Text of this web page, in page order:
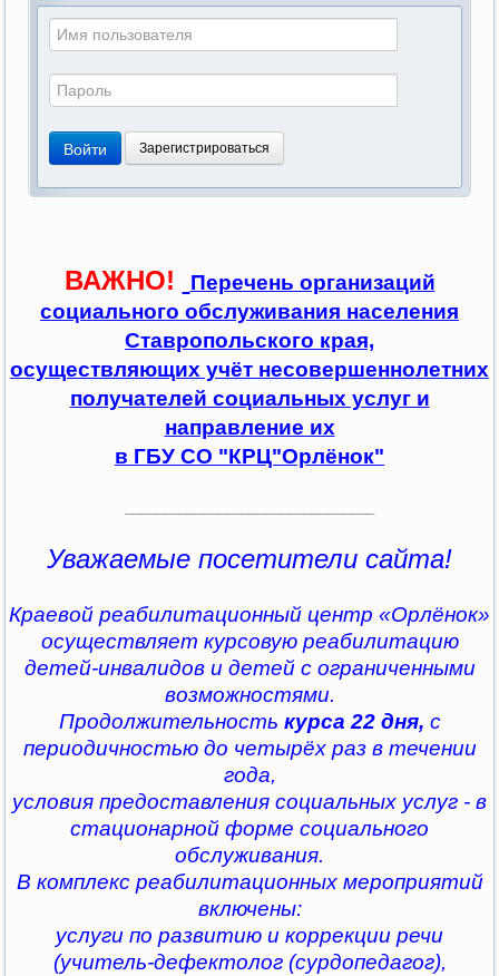
Войти Зарегистрироваться
ВАЖНО!
Перечень организаций
социального обслуживания населения
Ставропольского края,
осуществляющих учёт несовершеннолетних
получателей социальных услуг и
направление их
в ГБУ СО "КРЦ"Орлёнок"
Уважаемые посетители сайта!
Краевой реабилитационный центр «Орлёнок»
осуществляет курсовую реабилитацию
детей-инвалидов и детей с ограниченными
возможностями.
Продолжительность курса 22 дня, с
периодичностью до четырёх раз в течении
года,
условия предоставления социальных услуг - в
стационарной форме социального
обслуживания.
В комплекс реабилитационных мероприятий
включены:
услуги по развитию и коррекции речи
(учитель-дефектолог (сурдопедагог),